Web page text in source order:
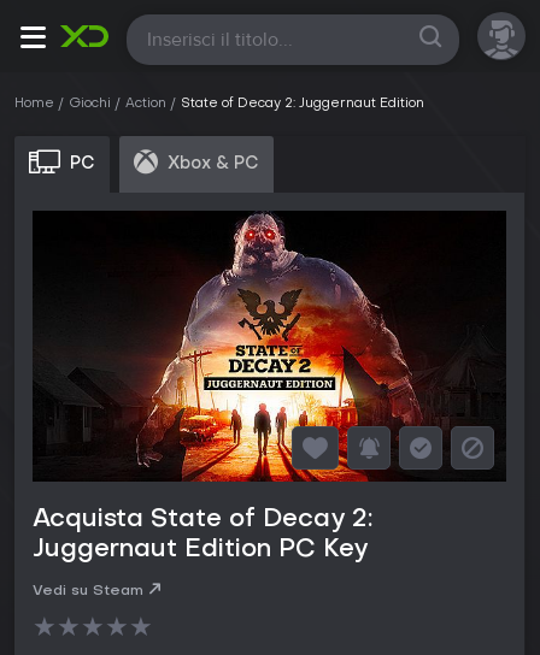
Tutte
Home Giochi Action State of Decay 2: Juggernaut Edition
PC Xbox & PC
Acquista State of Decay 2:
Juggernaut Edition PC Key
Vedi su Steam
★★★★★